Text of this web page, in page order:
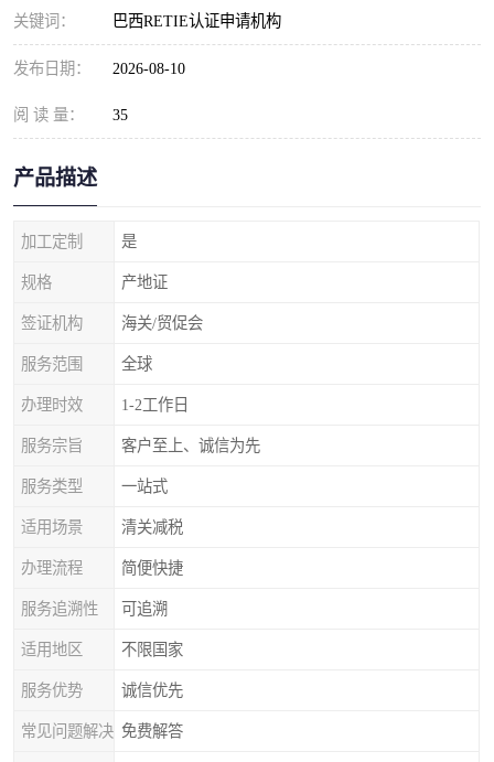
关键词： 巴西RETIE认证申请机构
发布日期： 2026-08-10
阅 读 量： 35
产品描述
加工定制 是
规格 产地证
签证机构 海关/贸促会
服务范围 全球
办理时效 1-2工作日
服务宗旨 客户至上、诚信为先
服务类型 一站式
适用场景 清关减税
办理流程 简便快捷
服务追溯性 可追溯
适用地区 不限国家
服务优势 诚信优先
常见问题解决 免费解答